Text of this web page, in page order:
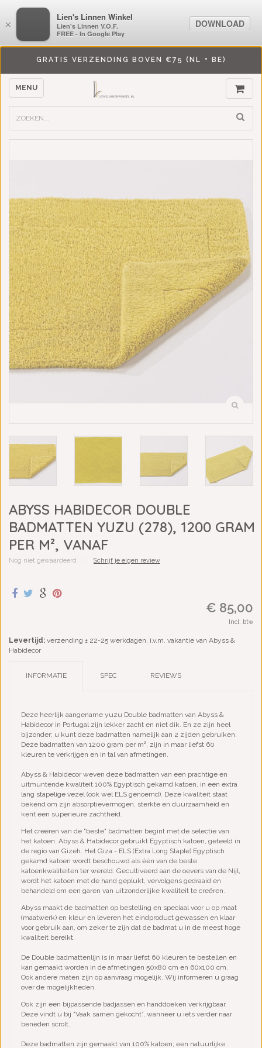
GRATIS VERZENDING BOVEN €75 (NL + BE)
MENU
ABYSS HABIDECOR DOUBLE
BADMATTEN YUZU (278), 1200 GRAM
PER M², VANAF
Nog niet gewaardeerd Schrijf je eigen review
€ 85,00
Incl. btw
Levertijd: verzending ± 22-25 werkdagen, i.v.m. vakantie van Abyss &
Habidecor
INFORMATIE SPEC REVIEWS
Deze heerlijk aangename yuzu Double badmatten van Abyss &
Habidecor in Portugal zijn lekker zacht en niet dik. En ze zijn heel
bijzonder; u kunt deze badmatten namelijk aan 2 zijden gebruiken.
Deze badmatten van 1200 gram per m², zijn in maar liefst 60
kleuren te verkrijgen en in tal van afmetingen.
Abyss & Habidecor weven deze badmatten van een prachtige en
uitmuntende kwaliteit 100% Egyptisch gekamd katoen, in een extra
lang stapelige vezel (ook wel ELS genoemd). Deze kwaliteit staat
bekend om zijn absorptievermogen, sterkte en duurzaamheid en
kent een superieure zachtheid.
Het creëren van de "beste" badmatten begint met de selectie van
het katoen. Abyss & Habidecor gebruikt Egyptisch katoen, geteeld in
de regio van Gizeh. Het Giza - ELS (Extra Long Staple) Egyptisch
gekamd katoen wordt beschouwd als één van de beste
katoenkwaliteiten ter wereld. Gecultiveerd aan de oevers van de Nijl,
wordt het katoen met de hand geplukt, vervolgens gedraaid en
behandeld om een garen van uitzonderlijke kwaliteit te creëren.
Abyss maakt de badmatten op bestelling en speciaal voor u op maat
(maatwerk) en kleur en leveren het eindproduct gewassen en klaar
voor gebruik aan, om zeker te zijn dat de badmat u in de meest hoge
kwaliteit bereikt.
De Double badmattenlijn is in maar liefst 60 kleuren te bestellen en
kan gemaakt worden in de afmetingen 50x80 cm en 60x100 cm.
Ook andere maten zijn op aanvraag mogelijk. Wij informeren u graag
over de mogelijkheden.
Ook zijn een bijpassende badjassen en handdoeken verkrijgbaar.
Deze vindt u bij “Vaak samen gekocht”, wanneer u iets verder naar
beneden scrolt.
Deze badmatten zijn gemaakt van 100% katoen; een natuurlijke
×
LiensLinnenwinkel.nl
Lien's Linnen V.O.F.
FREE - In Google Play
DOWNLOAD
×
Lien's Linnen Winkel
Lien's Linnen V.O.F.
FREE - In Google Play
DOWNLOAD